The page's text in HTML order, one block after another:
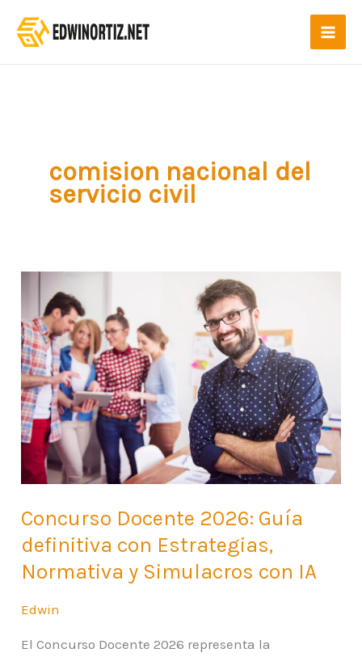
comision nacional del
servicio civil
Concurso Docente 2026: Guía
definitiva con Estrategias,
Normativa y Simulacros con IA
Edwin
El Concurso Docente 2026 representa la
Docente
2026:
Guía
definitiva
con
Estrategias,
Normativa
y
Simulacros
con
IA